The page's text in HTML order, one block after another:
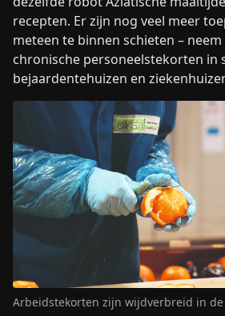
recepten. Er zijn nog veel meer
meteen te binnen schieten –
chronische personeelstekorten in
bejaardentehuizen en
Arbeidstekorten zijn wijdverbreid in